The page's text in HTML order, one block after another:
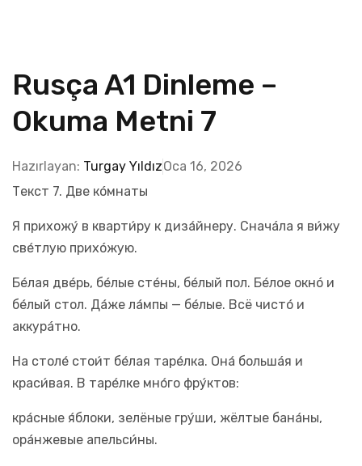
Rusça A1 Dinleme –
Okuma Metni 7
Hazırlayan: Turgay YıldızOca 16, 2026
Текст 7. Две кóмнаты
Я прихожу́ в кварти́ру к диза́йнеру. Сначáла я ви́жу
све́тлую прихóжую.
Бе́лая две́рь, бе́лые сте́ны, бе́лый пол. Бе́лое окнó и
бе́лый стол. Да́же ла́мпы — бе́лые. Всё чисто́ и
аккурáтно.
На столе́ стои́т бе́лая таре́лка. Она́ большáя и
краси́вая. В таре́лке мно́го фру́ктов:
кра́сные я́блоки, зелёные гру́ши, жёлтые бана́ны,
ора́нжевые апельси́ны.